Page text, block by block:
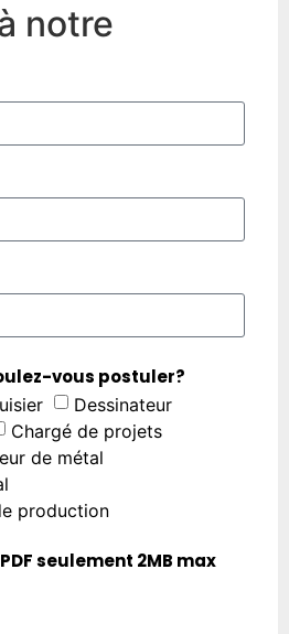
notre
vous postuler?
Dessinateur
Chargé de projets
de métal
production
seulement 2MB max